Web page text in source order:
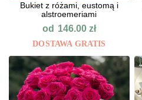
Bukiet z różami, eustomą i
alstroemeriami
od 146.00 zł
DOSTAWA GRATIS